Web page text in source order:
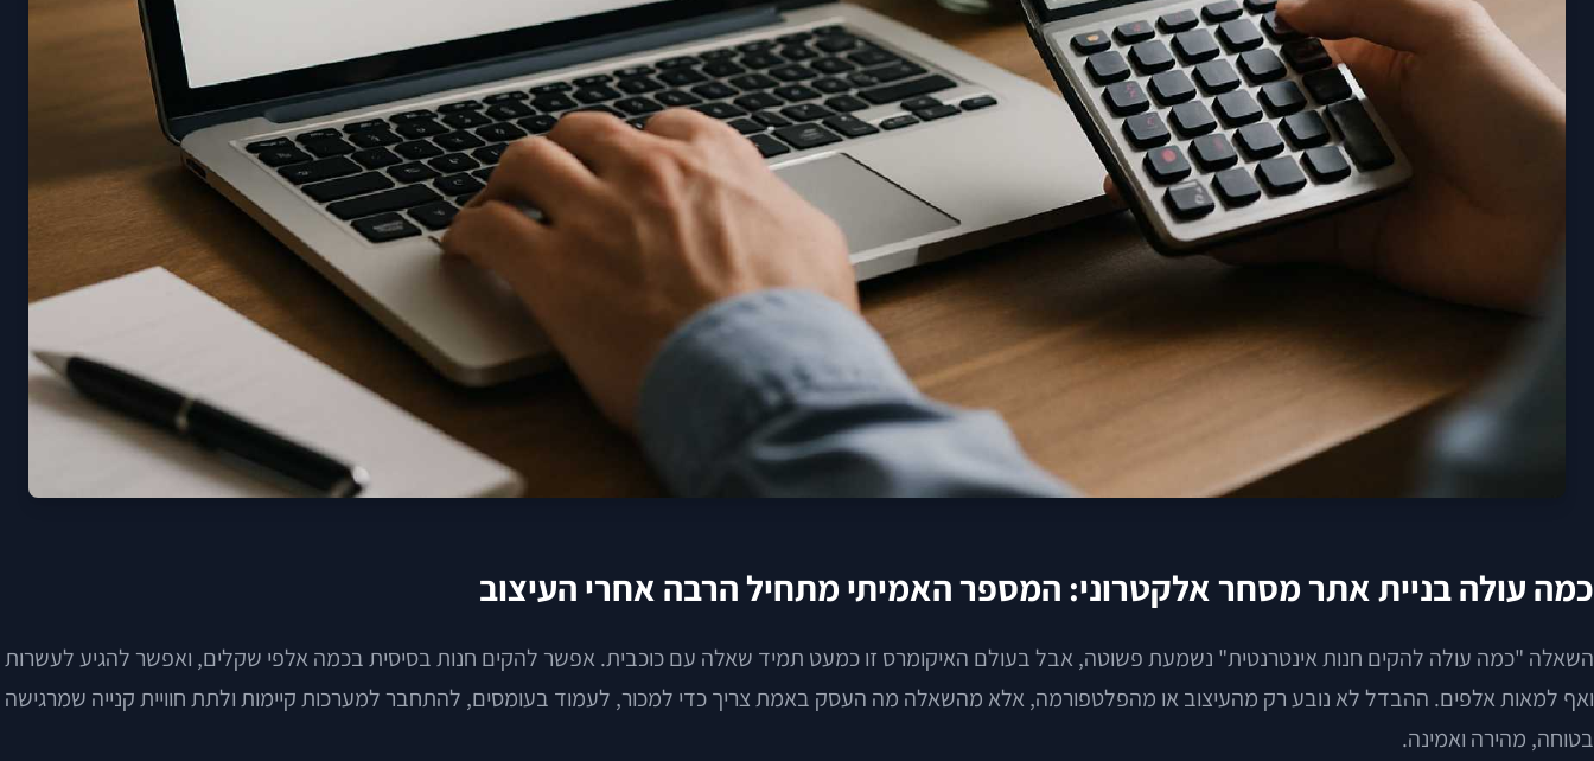
כמה עולה בניית אתר מסחר אלקטרוני: המספר האמיתי מתחיל הרבה אחרי העיצוב
השאלה "כמה עולה להקים חנות אינטרנטית" נשמעת פשוטה, אבל בעולם האיקומרס זו כמעט תמיד שאלה עם כוכבית. אפשר להקים חנות בסיסית בכמה אלפי שקלים, ואפשר להגיע לעשרות
ואף למאות אלפים. ההבדל לא נובע רק מהעיצוב או מהפלטפורמה, אלא מהשאלה מה העסק באמת צריך כדי למכור, לעמוד בעומסים, להתחבר למערכות קיימות ולתת חוויית קנייה שמרגישה
בטוחה, מהירה ואמינה.